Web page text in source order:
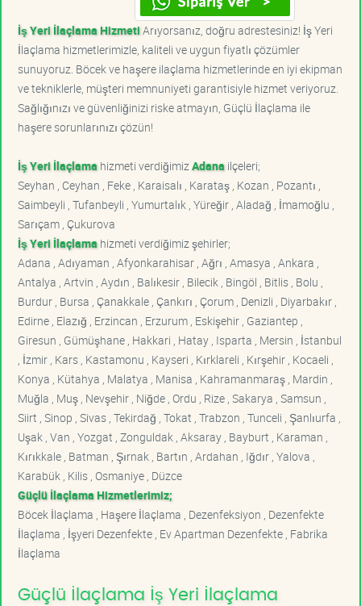
İş Yeri İlaçlama HizmetiArıyorsanız, doğru adrestesiniz! İş Yeri
İlaçlama hizmetlerimizle, kaliteli ve uygun fiyatlı çözümler
sunuyoruz. Böcek ve haşere ilaçlama hizmetlerinde en iyi ekipman
ve tekniklerle, müşteri memnuniyeti garantisiyle hizmet veriyoruz.
Sağlığınızı ve güvenliğinizi riske atmayın, Güçlü İlaçlama ile
haşere sorunlarınızı çözün!
İş Yeri İlaçlama hizmeti verdiğimiz Adana ilçeleri;
Seyhan , Ceyhan , Feke , Karaisalı , Karataş , Kozan , Pozantı ,
Saimbeyli , Tufanbeyli , Yumurtalık , Yüreğir , Aladağ , İmamoğlu ,
Sarıçam , Çukurova
İş Yeri İlaçlama hizmeti verdiğimiz şehirler;
Adana , Adıyaman , Afyonkarahisar , Ağrı , Amasya , Ankara ,
Antalya , Artvin , Aydın , Balıkesir , Bilecik , Bingöl , Bitlis , Bolu ,
Burdur , Bursa , Çanakkale , Çankırı , Çorum , Denizli , Diyarbakır ,
Edirne , Elazığ , Erzincan , Erzurum , Eskişehir , Gaziantep ,
Giresun , Gümüşhane , Hakkari , Hatay , Isparta , Mersin , İstanbul
, İzmir , Kars , Kastamonu , Kayseri , Kırklareli , Kırşehir , Kocaeli ,
Konya , Kütahya , Malatya , Manisa , Kahramanmaraş , Mardin ,
Muğla , Muş , Nevşehir , Niğde , Ordu , Rize , Sakarya , Samsun ,
Siirt , Sinop , Sivas , Tekirdağ , Tokat , Trabzon , Tunceli , Şanlıurfa ,
Uşak , Van , Yozgat , Zonguldak , Aksaray , Bayburt , Karaman ,
Kırıkkale , Batman , Şırnak , Bartın , Ardahan , Iğdır , Yalova ,
Karabük , Kilis , Osmaniye , Düzce
Güçlü İlaçlama Hizmetlerimiz;
Böcek İlaçlama , Haşere İlaçlama , Dezenfeksiyon , Dezenfekte
İlaçlama , İşyeri Dezenfekte , Ev Apartman Dezenfekte , Fabrika
İlaçlama
Güçlü İlaçlama İş Yeri İlaçlama